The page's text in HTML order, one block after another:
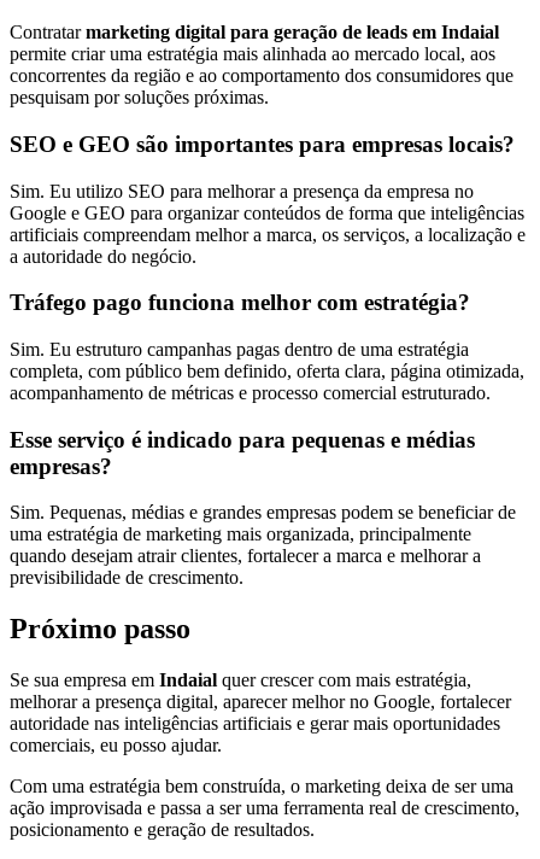
Contratarmarketing digital para geração de leads em Indaial
permite criar uma estratégia mais alinhada ao mercado local, aos
concorrentes da região e ao comportamento dos consumidores que
pesquisam por soluções próximas.
SEO e GEO são importantes para empresas locais?
Sim. Eu utilizo SEO para melhorar a presença da empresa no
Google e GEO para organizar conteúdos de forma que inteligências
artificiais compreendam melhor a marca, os serviços, a localização e
a autoridade do negócio.
Tráfego pago funciona melhor com estratégia?
Sim. Eu estruturo campanhas pagas dentro de uma estratégia
completa, com público bem definido, oferta clara, página otimizada,
acompanhamento de métricas e processo comercial estruturado.
Esse serviço é indicado para pequenas e médias
empresas?
Sim. Pequenas, médias e grandes empresas podem se beneficiar de
uma estratégia de marketing mais organizada, principalmente
quando desejam atrair clientes, fortalecer a marca e melhorar a
previsibilidade de crescimento.
Próximo passo
Se sua empresa em Indaial quer crescer com mais estratégia,
melhorar a presença digital, aparecer melhor no Google, fortalecer
autoridade nas inteligências artificiais e gerar mais oportunidades
comerciais, eu posso ajudar.
Com uma estratégia bem construída, o marketing deixa de ser uma
ação improvisada e passa a ser uma ferramenta real de crescimento,
posicionamento e geração de resultados.